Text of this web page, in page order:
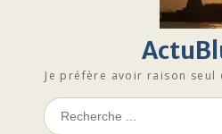
Je préfère avoir raison
Search
for: